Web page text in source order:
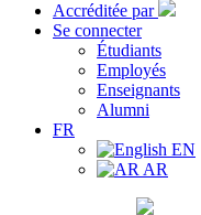
Accréditée par
Se connecter
Étudiants
Employés
Enseignants
Alumni
FR
EN
AR